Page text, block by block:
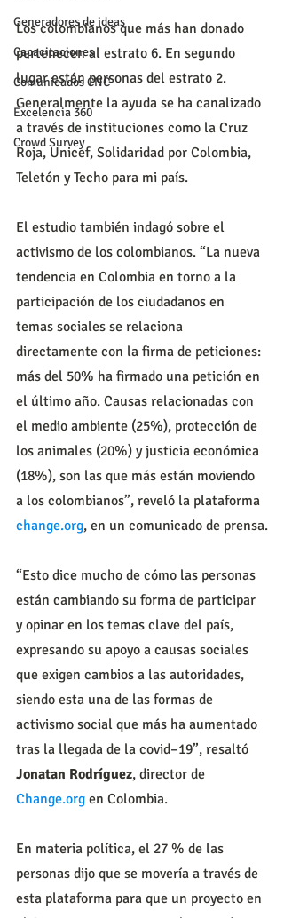
Generadores de ideas
Capacitaciones
Comunicados CNC
Excelencia 360
Crowd Survey
Los colombianos que más han donado
pertenecen al estrato 6. En segundo
lugar están personas del estrato 2.
Generalmente la ayuda se ha canalizado
a través de instituciones como la Cruz
Roja, Unicef, Solidaridad por Colombia,
Teletón y Techo para mi país.
El estudio también indagó sobre el
activismo de los colombianos. “La nueva
tendencia en Colombia en torno a la
participación de los ciudadanos en
temas sociales se relaciona
directamente con la firma de peticiones:
más del 50% ha firmado una petición en
el último año. Causas relacionadas con
el medio ambiente (25%), protección de
los animales (20%) y justicia económica
(18%), son las que más están moviendo
a los colombianos”, reveló la plataforma
change.org, en un comunicado de prensa.
“Esto dice mucho de cómo las personas
están cambiando su forma de participar
y opinar en los temas clave del país,
expresando su apoyo a causas sociales
que exigen cambios a las autoridades,
siendo esta una de las formas de
activismo social que más ha aumentado
tras la llegada de la covid–19”, resaltó
Jonatan Rodríguez, director de
Change.org en Colombia.
En materia política, el 27 % de las
personas dijo que se movería a través de
esta plataforma para que un proyecto en